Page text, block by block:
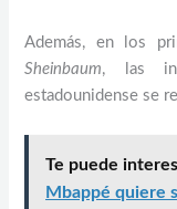
Además, en los
Sheinbaum, las
estadounidense se
Te puede
Mbappé quiere